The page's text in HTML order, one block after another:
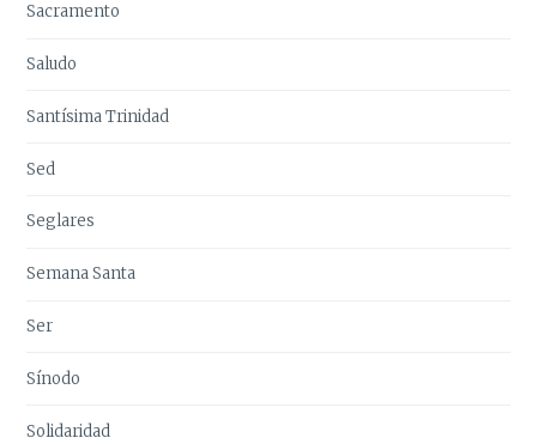
Sacramento
Saludo
Santísima Trinidad
Sed
Seglares
Semana Santa
Ser
Sínodo
Solidaridad